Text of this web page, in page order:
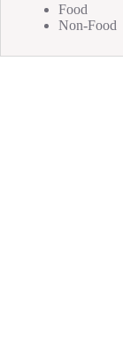
Food
Non-Food